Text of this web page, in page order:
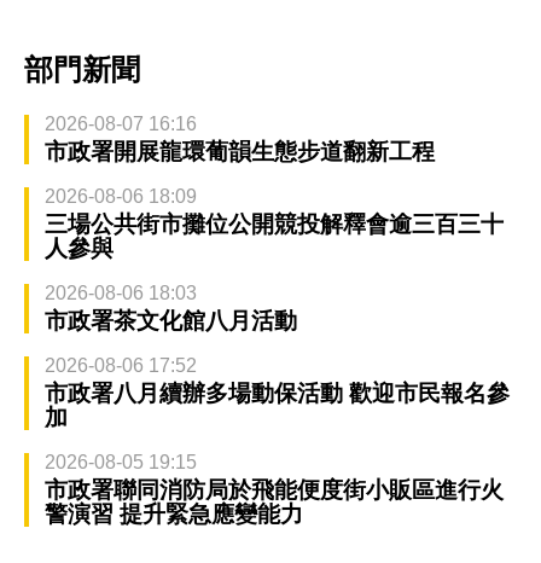
部門新聞
2026-08-07 16:16
市政署開展龍環葡韻生態步道翻新工程
2026-08-06 18:09
三場公共街市攤位公開競投解釋會逾三百三十
人參與
2026-08-06 18:03
市政署茶文化館八月活動
2026-08-06 17:52
市政署八月續辦多場動保活動 歡迎市民報名參
加
2026-08-05 19:15
市政署聯同消防局於飛能便度街小販區進行火
警演習 提升緊急應變能力